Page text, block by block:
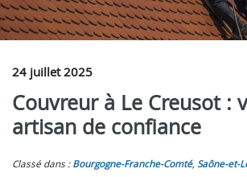
24 juillet 2025
Couvreur à Le Creusot :
artisan de confiance
Classé dans : Bourgogne-Franche-Comté, Saône-et-